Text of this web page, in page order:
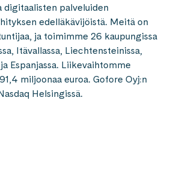
digitaalisten palveluiden
edelläkävijöistä. Meitä on
ja toimimme 26 kaupungissa
Itävallassa, Liechtensteinissa,
Espanjassa. Liikevaihtomme
miljoonaa euroa. Gofore Oyj:n
Helsingissä.